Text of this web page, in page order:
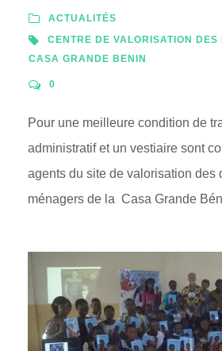
ACTUALITÉS
CENTRE DE VALORISATION DES
CASA GRANDE BENIN
0
Pour une meilleure condition de
administratif et un vestiaire sont
agents du site de valorisation des
ménagers de la Casa Grande